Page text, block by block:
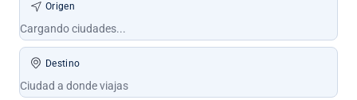
Origen
Destino